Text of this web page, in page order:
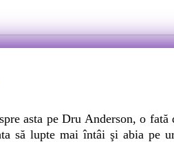
asta pe Dru Anderson, o fată
să lupte mai întâi şi abia pe